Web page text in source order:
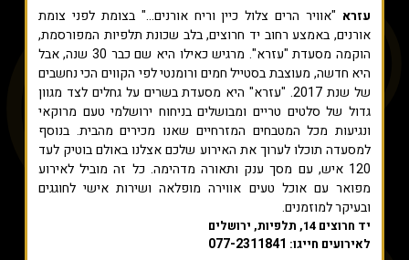
עזרא "אוויר הרים צלול כיין וריח אורנים..." בצומת לפני צומת
אורנים, באמצע רחוב יד חרוצים, בלב שכונת תלפיות המפורסמת,
הוקמה מסעדת "עזרא". מרגיש כאילו היא שם כבר 30 שנה, אבל
היא חדשה, מעוצבת בסטייל חמים ורומנטי לפי הקווים הכי נחשבים
של שנת 2017. "עזרא" היא מסעדת בשרים על גחלים לצד מגוון
גדול של סלטים טריים ומבושלים בניחוח ירושלמי טעם מרוקאי
ונגיעות מכל המטבחים המזרחיים שאנו מכירים מהבית.​ בנוסף
למסעדה תוכלו לערוך את האירוע שלכם אצלנו באולם בוטיק לעד
120 איש, עם מסך ענק ותאורה מדהימה. כל זה מוביל לאירוע
מפואר עם אוכל טעים אווירה מופלאה ושירות אישי לחוגגים
ובעיקר למוזמנים.
יד חרוצים 14, תלפיות, ירושלים
לאירועים חייגו: 077-2311841